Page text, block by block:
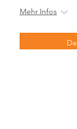
Mehr Infos